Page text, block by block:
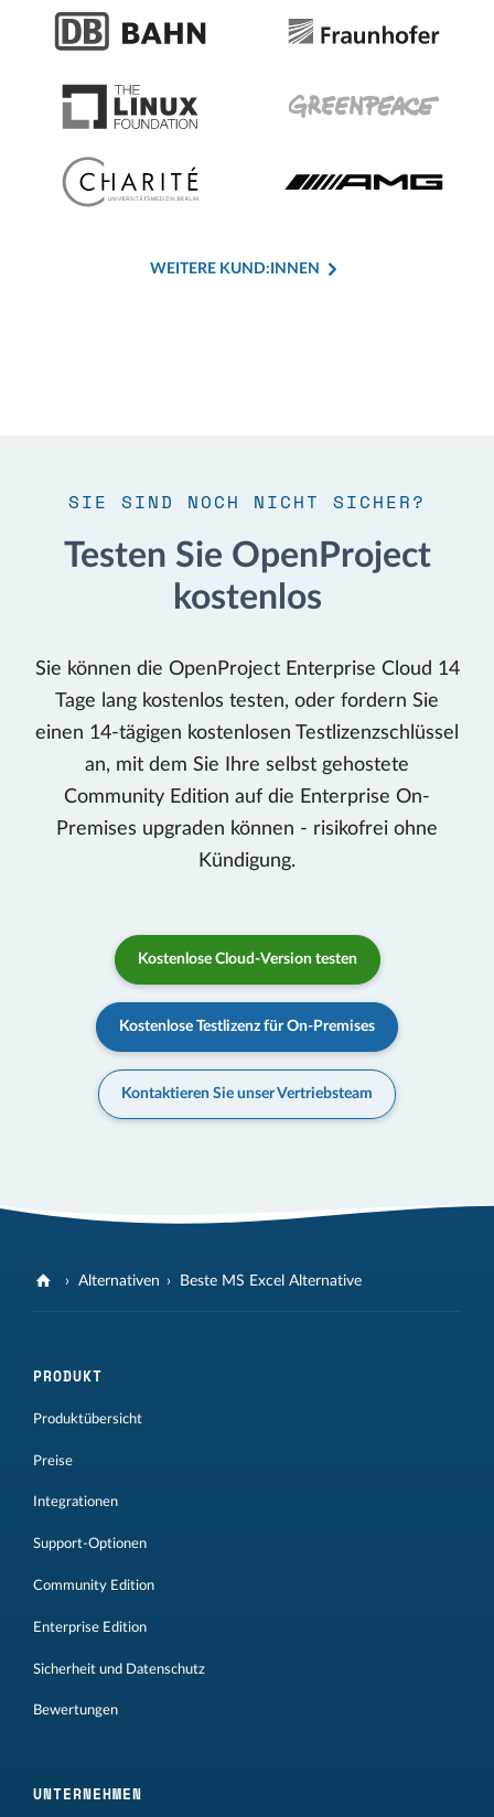
WEITERE KUND:INNEN
SIE SIND NOCH NICHT SICHER?
Testen Sie OpenProject
kostenlos
Sie können die OpenProject Enterprise Cloud 14
Tage lang kostenlos testen, oder fordern Sie
einen 14-tägigen kostenlosen Testlizenzschlüssel
an, mit dem Sie Ihre selbst gehostete
Community Edition auf die Enterprise On-
Premises upgraden können - risikofrei ohne
Kündigung.
Kostenlose Cloud-Version testen
Kostenlose Testlizenz für On-Premises
Kontaktieren Sie unser Vertriebsteam
Alternativen Beste MS Excel Alternative
PRODUKT
Produktübersicht
Preise
Integrationen
Support-Optionen
Community Edition
Enterprise Edition
Sicherheit und Datenschutz
Bewertungen
UNTERNEHMEN